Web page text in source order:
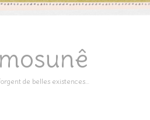
de belles existences…